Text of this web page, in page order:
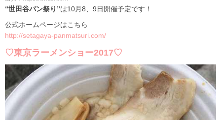
“世田谷パン祭り”は10月8、9日開催予定です！
公式ホームページはこちら
http://setagaya-panmatsuri.com/
♡東京ラーメンショー2017♡